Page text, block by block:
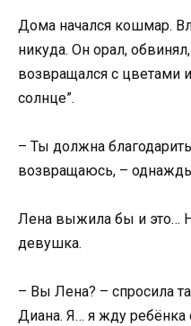
Дома начался кошмар.
никуда. Он орал,
возвращался с цветами
солнце”.
– Ты должна
возвращаюсь, –
Лена выжила бы и это…
девушка.
– Вы Лена? – спросила
Диана. Я… я жду ребёнка